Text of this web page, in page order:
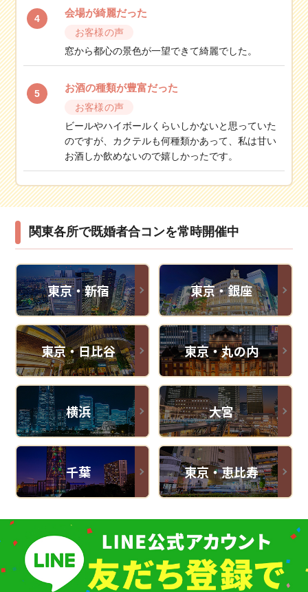
4 会場が綺麗だった
お客様の声
窓から都心の景色が一望できて綺麗でした。
5 お酒の種類が豊富だった
お客様の声
ビールやハイボールくらいしかないと思っていた
のですが、カクテルも何種類かあって、私は甘い
お酒しか飲めないので嬉しかったです。
関東各所で既婚者合コンを常時開催中
東京・新宿 東京・銀座
東京・日比谷 東京・丸の内
横浜 大宮
千葉 東京・恵比寿